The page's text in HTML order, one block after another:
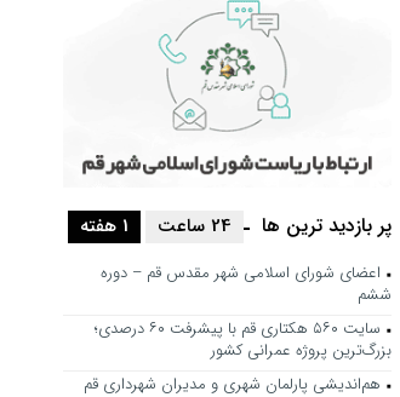
پر بازدید ترین ها 1 هفته 24 ساعت
اعضای شورای اسلامی شهر مقدس قم – دوره
ششم
سایت ۵۶۰ هکتاری قم با پیشرفت ۶۰ درصدی؛
بزرگ‌ترین پروژه عمرانی کشور
هم‌اندیشی پارلمان شهری و مدیران شهرداری قم